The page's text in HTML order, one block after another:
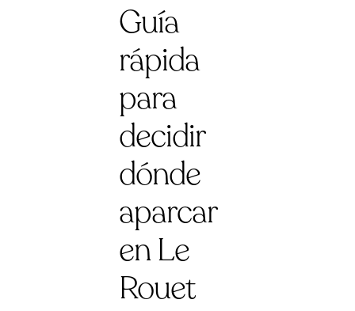
Guía
rápida
para
decidir
dónde
aparcar
en Le
Rouet